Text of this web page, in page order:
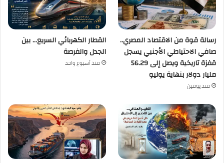
رسالة قوة من الاقتصاد المصري..
صافي الاحتياطي الأجنبي يسجل
قفزة تاريخية ويصل إلى 56.29
مليار دولار بنهاية يوليو
منذ يومين
القطار الكهربائي السريع… بين
الجدل والفرصة
منذ أسبوع واحد